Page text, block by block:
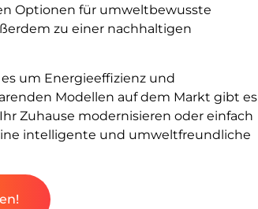
Optionen für umweltbewusste
zu einer nachhaltigen
um Energieeffizienz und
Modellen auf dem Markt gibt es
Zuhause modernisieren oder einfach
intelligente und umweltfreundliche